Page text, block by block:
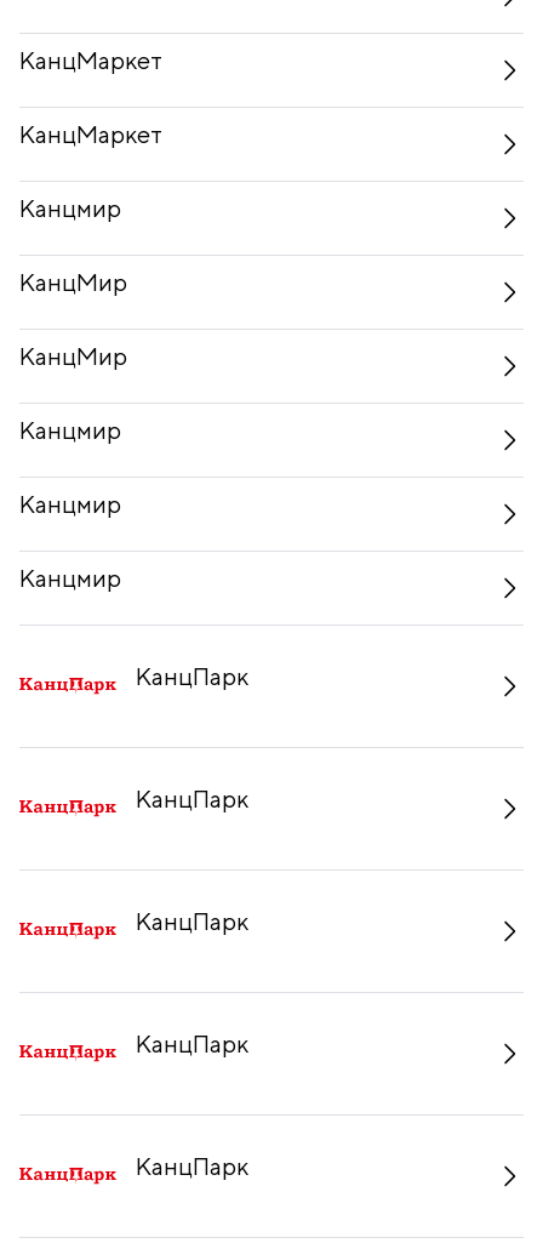
КанцМаркет
КанцМаркет
Канцмир
КанцМир
КанцМир
Канцмир
Канцмир
Канцмир
КанцПарк
КанцПарк
КанцПарк
КанцПарк
КанцПарк